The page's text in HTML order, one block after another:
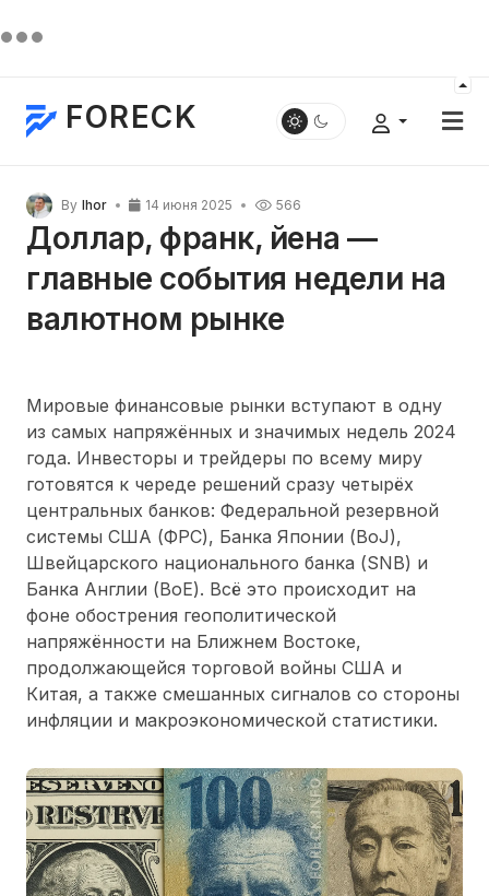
FORECK
By Ihor 14 июня 2025 566
Доллар, франк, йена —
главные события недели на
валютном рынке
Мировые финансовые рынки вступают в одну
из самых напряжённых и значимых недель 2024
года. Инвесторы и трейдеры по всему миру
готовятся к череде решений сразу четырёх
центральных банков: Федеральной резервной
системы США (ФРС), Банка Японии (BoJ),
Швейцарского национального банка (SNB) и
Банка Англии (BoE). Всё это происходит на
фоне обострения геополитической
напряжённости на Ближнем Востоке,
продолжающейся торговой войны США и
Китая, а также смешанных сигналов со стороны
инфляции и макроэкономической статистики.